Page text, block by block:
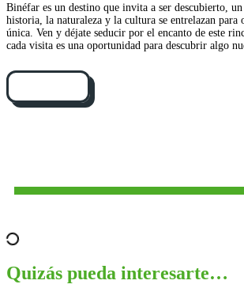
Binéfar es un destino que invita a ser descubierto,
historia, la naturaleza y la cultura se entrelazan para
única. Ven y déjate seducir por el encanto de este
cada visita es una oportunidad para descubrir algo
Quizás pueda interesarte…